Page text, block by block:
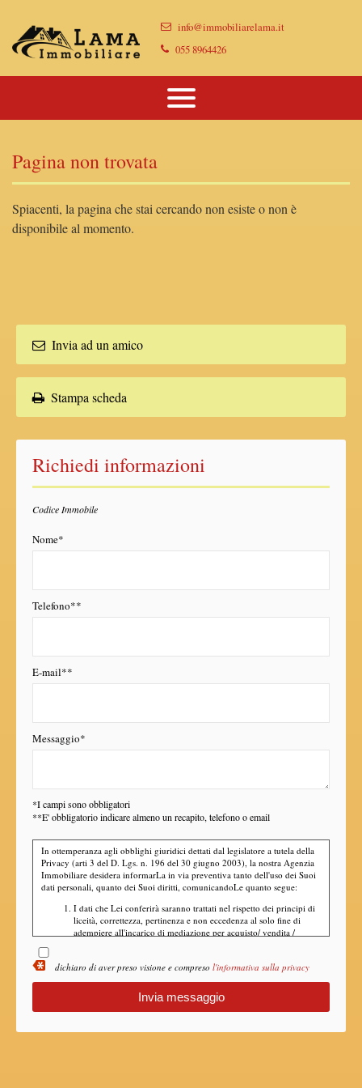
info@immobiliarelama.it
055 8964426
Immobili In Vendita
Immobili In Affitto
Chi Siamo
Dove Siamo
Vendi Casa Con Noi
Proponi Il Tuo Immobile
Contatti
Pagina non trovata
Spiacenti, la pagina che stai cercando non esiste o non è
disponibile al momento.
Invia ad un amico
Stampa scheda
Richiedi informazioni
Codice Immobile
Nome*
Telefono**
E-mail**
Messaggio*
*I campi sono obbligatori
**E' obbligatorio indicare almeno un recapito, telefono o email
In ottemperanza agli obblighi giuridici dettati dal legislatore a tutela della
Privacy (arti 3 del D. Lgs. n. 196 del 30 giugno 2003), la nostra Agenzia
Immobiliare desidera informarLa in via preventiva tanto dell'uso dei Suoi
dati personali, quanto dei Suoi diritti, comunicandoLe quanto segue:
I dati che Lei conferirà saranno trattati nel rispetto dei principi di
liceità, correttezza, pertinenza e non eccedenza al solo fine di
adempiere all'incarico di mediazione per acquisto/ vendita /
quello strettamente necessario al conseguimento della finalità
medesima;
Il conferimento dei dati è obbligatorio per dare corso ai rapporto
negoziale citato ed il mancato conferimento impedisce la
Il conferimento dei dati previsti dalla normativa in materia di
dichiaro di aver preso visione e compreso l'informativa sulla privacy